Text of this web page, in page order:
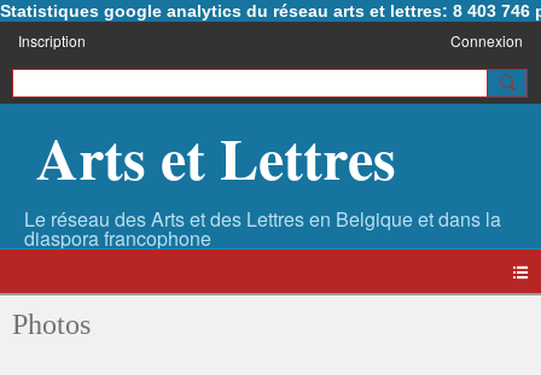
Statistiques google analytics du réseau arts et lettres: 8 403 746
Inscription Connexion
Arts et Lettres
Photos